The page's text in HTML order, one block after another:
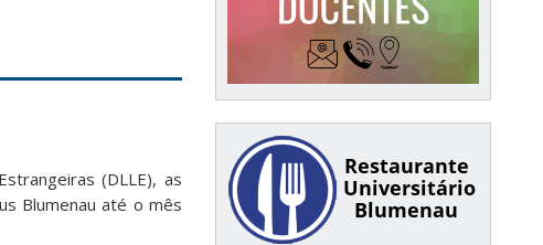
(DLLE), as
Blumenau até o mês
Restaurante
Universitário
Blumenau